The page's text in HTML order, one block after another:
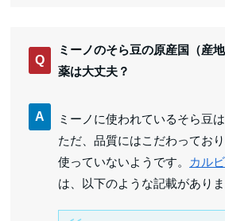
Q
ミーノのそら豆の原産国（産
薬は大丈夫？
A
ミーノに使われているそら豆
ただ、品質にはこだわってお
使っていないようです。
カル
は、以下のような記載がありま